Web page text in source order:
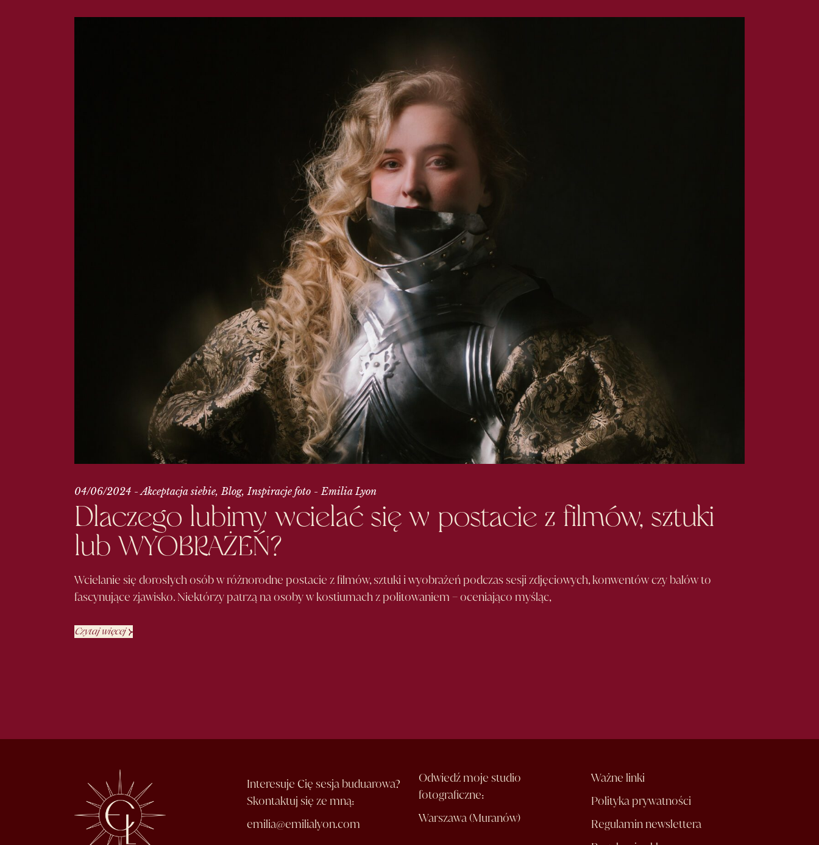
04/06/2024 Akceptacja siebie Blog Inspiracje foto Emilia Lyon
Dlaczego lubimy wcielać się w postacie z filmów, sztuki
lub WYOBRAŻEŃ?
Wcielanie się dorosłych osób w różnorodne postacie z filmów, sztuki i wyobrażeń podczas sesji zdjęciowych, konwentów czy balów to
fascynujące zjawisko. Niektórzy patrzą na osoby w kostiumach z politowaniem – oceniająco myśląc,
Czytaj więcej
Interesuje Cię sesja buduarowa?
Skontaktuj się ze mną:
emilia@emilialyon.com
Odwiedź moje studio
fotograficzne:
Warszawa (Muranów)
Ważne linki
Polityka prywatności
Regulamin newslettera